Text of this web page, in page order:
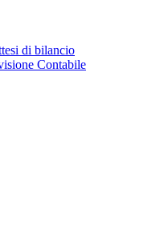
di bilancio
Contabile